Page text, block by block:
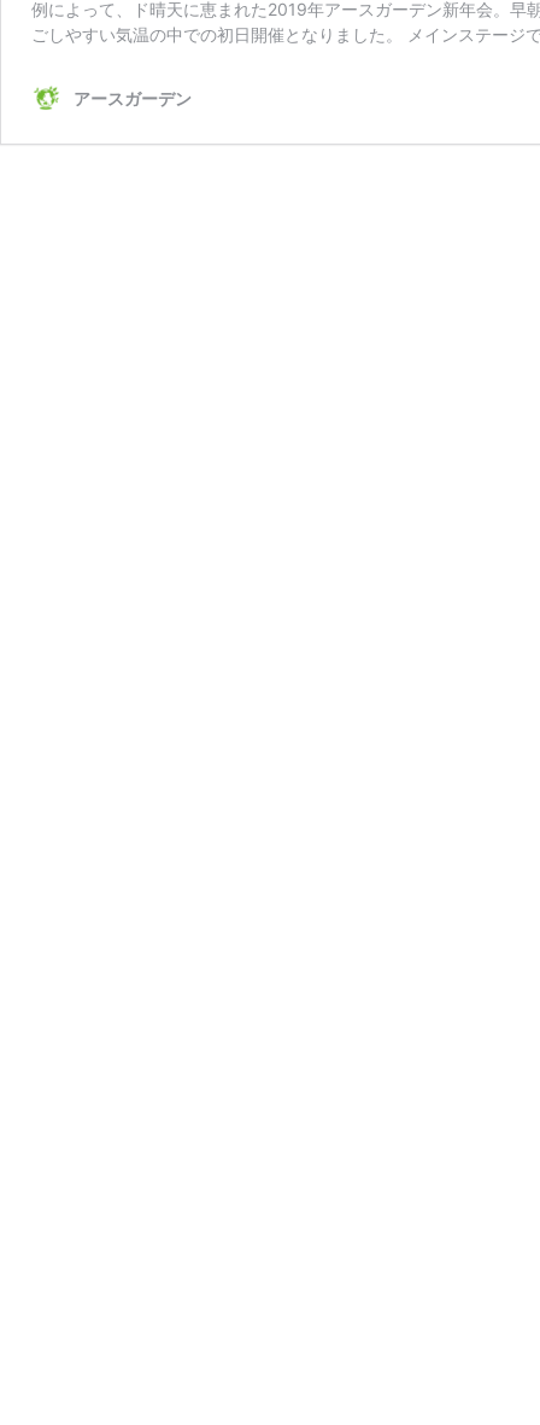
例によって、ド晴天に恵まれた2019年アースガーデン新年会。
ごしやすい気温の中での初日開催となりました。 メインステー
アースガーデン